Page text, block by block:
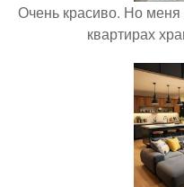
Очень красиво. Но меня
квартирах